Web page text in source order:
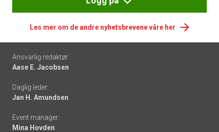
Les mer om de andre nyhetsbrevene våre her
Footer
-
links
Ansvarlig redaktør:
Aase E. Jacobsen
Daglig leder:
Jan H. Amundsen
Event manager:
Mina Hovden